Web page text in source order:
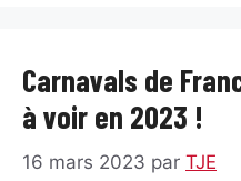
Carnavals de
à voir en 2023 !
16 mars 2023 par TJE